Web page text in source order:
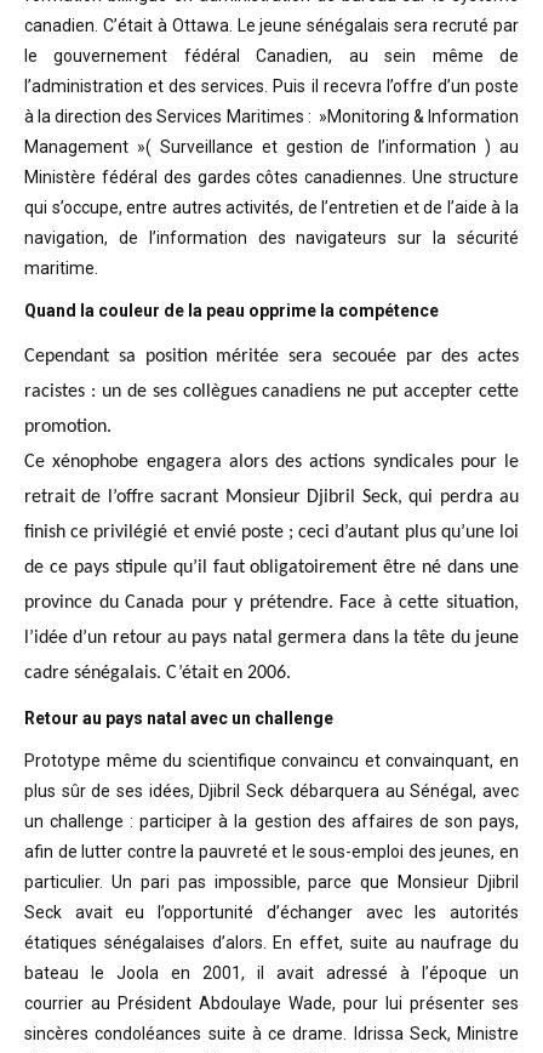
canadien. C’était à Ottawa. Le jeune sénégalais sera recruté par
le gouvernement fédéral Canadien, au sein même de
l’administration et des services. Puis il recevra l’offre d’un poste
à la direction des Services Maritimes : »Monitoring & Information
Management »( Surveillance et gestion de l’information ) au
Ministère fédéral des gardes côtes canadiennes. Une structure
qui s’occupe, entre autres activités, de l’entretien et de l’aide à la
navigation, de l’information des navigateurs sur la sécurité
maritime.
Quand la couleur de la peau opprime la compétence
Cependant sa position méritée sera secouée par des actes
racistes : un de ses collègues canadiens ne put accepter cette
promotion.
Ce xénophobe engagera alors des actions syndicales pour le
retrait de l’offre sacrant Monsieur Djibril Seck, qui perdra au
finish ce privilégié et envié poste ; ceci d’autant plus qu’une loi
de ce pays stipule qu’il faut obligatoirement être né dans une
province du Canada pour y prétendre. Face à cette situation,
l’idée d’un retour au pays natal germera dans la tête du jeune
cadre sénégalais. C’était en 2006.
Retour au pays natal avec un challenge
Prototype même du scientifique convaincu et convainquant, en
plus sûr de ses idées, Djibril Seck débarquera au Sénégal, avec
un challenge : participer à la gestion des affaires de son pays,
afin de lutter contre la pauvreté et le sous-emploi des jeunes, en
particulier. Un pari pas impossible, parce que Monsieur Djibril
Seck avait eu l’opportunité d’échanger avec les autorités
étatiques sénégalaises d’alors. En effet, suite au naufrage du
bateau le Joola en 2001, il avait adressé à l’époque un
courrier au Président Abdoulaye Wade, pour lui présenter ses
sincères condoléances suite à ce drame. Idrissa Seck, Ministre